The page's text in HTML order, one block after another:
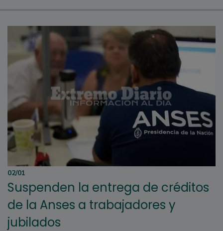
02/01
Suspenden la entrega de créditos
de la Anses a trabajadores y
jubilados